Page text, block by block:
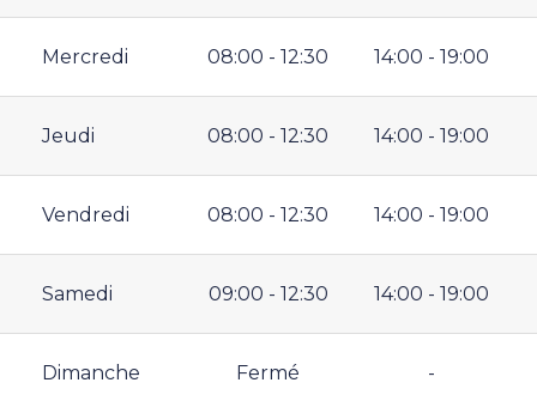
Mercredi 08:00 - 12:30 14:00 - 19:00
Jeudi 08:00 - 12:30 14:00 - 19:00
Vendredi 08:00 - 12:30 14:00 - 19:00
Samedi 09:00 - 12:30 14:00 - 19:00
Dimanche Fermé -